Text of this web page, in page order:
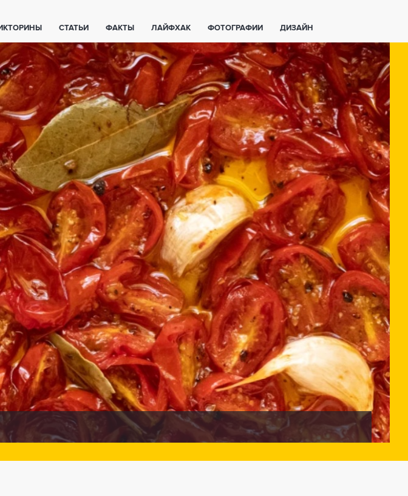
СТАТЬИ ФАКТЫ ЛАЙФХАК ФОТОГРАФИИ ДИЗАЙН
ЗАКОНОДАТЕЛЬСТВО ВАЖНО ЗНАТЬ СПОРТ СМАРТФОНЫ ПОЛЕЗНОЕ